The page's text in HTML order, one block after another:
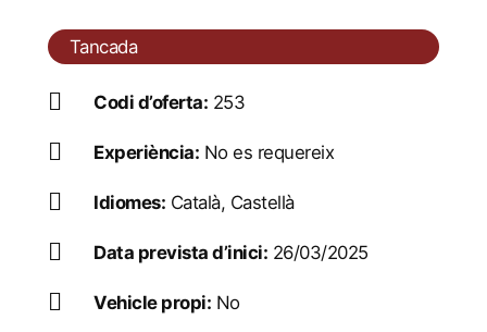
Tancada
Codi d’oferta: 253
Experiència: No es requereix
Idiomes: Català, Castellà
Data prevista d’inici: 26/03/2025
Vehicle propi: No